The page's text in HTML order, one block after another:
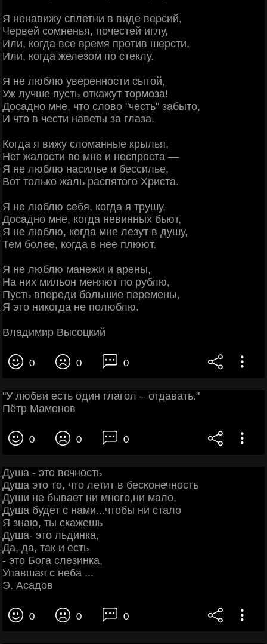
Я ненавижу сплетни в виде версий,
Червей сомненья, почестей иглу,
Или, когда все время против шерсти,
Или, когда железом по стеклу.
Я не люблю уверенности сытой,
Уж лучше пусть откажут тормоза!
Досадно мне, что слово "честь" забыто,
И что в чести наветы за глаза.
Когда я вижу сломанные крылья,
Нет жалости во мне и неспроста —
Я не люблю насилье и бессилье,
Вот только жаль распятого Христа.
Я не люблю себя, когда я трушу,
Досадно мне, когда невинных бьют,
Я не люблю, когда мне лезут в душу,
Тем более, когда в нее плюют.
Я не люблю манежи и арены,
На них мильон меняют по рублю,
Пусть впереди большие перемены,
Я это никогда не полюблю.
Владимир Высоцкий
0 0 0
"У любви есть один глагол – отдавать."
Пётр Мамонов
0 0 0
Душа - это вечность
Душа это то, что летит в бесконечность
Души не бывает ни много,ни мало,
Душа будет с нами...чтобы ни стало
Я знаю, ты скажешь
Душа- это льдинка,
Да, да, так и есть
- это Бога слезинка,
Упавшая с неба ...
Э. Асадов
0 0 0